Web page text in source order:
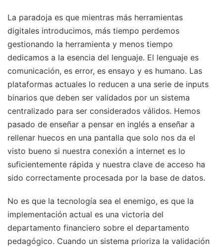
La paradoja es que mientras más herramientas
digitales introducimos, más tiempo perdemos
gestionando la herramienta y menos tiempo
dedicamos a la esencia del lenguaje. El lenguaje es
comunicación, es error, es ensayo y es humano. Las
plataformas actuales lo reducen a una serie de inputs
binarios que deben ser validados por un sistema
centralizado para ser considerados válidos. Hemos
pasado de enseñar a pensar en inglés a enseñar a
rellenar huecos en una pantalla que solo nos da el
visto bueno si nuestra conexión a internet es lo
suficientemente rápida y nuestra clave de acceso ha
sido correctamente procesada por la base de datos.
No es que la tecnología sea el enemigo, es que la
implementación actual es una victoria del
departamento financiero sobre el departamento
pedagógico. Cuando un sistema prioriza la validación